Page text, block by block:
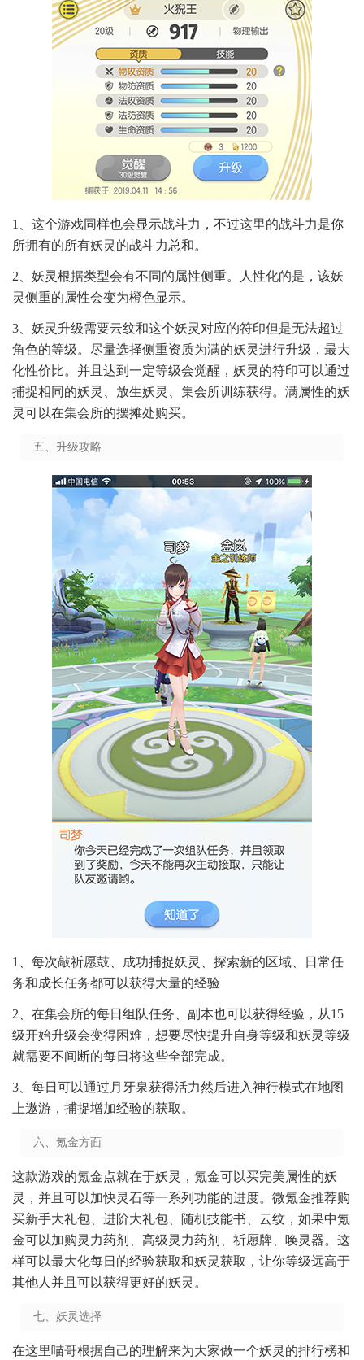
1、这个游戏同样也会显示战斗力，不过这里的战斗力是你
所拥有的所有妖灵的战斗力总和。
2、妖灵根据类型会有不同的属性侧重。人性化的是，该妖
灵侧重的属性会变为橙色显示。
3、妖灵升级需要云纹和这个妖灵对应的符印但是无法超过
角色的等级。尽量选择侧重资质为满的妖灵进行升级，最大
化性价比。并且达到一定等级会觉醒，妖灵的符印可以通过
捕捉相同的妖灵、放生妖灵、集会所训练获得。满属性的妖
灵可以在集会所的摆摊处购买。
五、升级攻略
1、每次敲祈愿鼓、成功捕捉妖灵、探索新的区域、日常任
务和成长任务都可以获得大量的经验
2、在集会所的每日组队任务、副本也可以获得经验，从15
级开始升级会变得困难，想要尽快提升自身等级和妖灵等级
就需要不间断的每日将这些全部完成。
3、每日可以通过月牙泉获得活力然后进入神行模式在地图
上遨游，捕捉增加经验的获取。
六、氪金方面
这款游戏的氪金点就在于妖灵，氪金可以买完美属性的妖
灵，并且可以加快灵石等一系列功能的进度。微氪金推荐购
买新手大礼包、进阶大礼包、随机技能书、云纹，如果中氪
金可以加购灵力药剂、高级灵力药剂、祈愿牌、唤灵器。这
样可以最大化每日的经验获取和妖灵获取，让你等级远高于
其他人并且可以获得更好的妖灵。
七、妖灵选择
在这里喵哥根据自己的理解来为大家做一个妖灵的排行榜和